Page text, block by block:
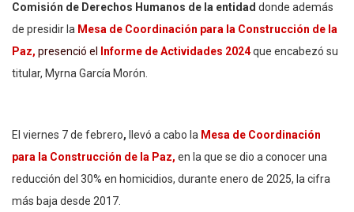
Comisión de Derechos Humanos de la entidad donde además
de presidir la Mesa de Coordinación para la Construcción de la
Paz, presenció el Informe de Actividades 2024que encabezó su
titular, Myrna García Morón.
El viernes 7 de febrero, llevó a cabo la Mesa de Coordinación
para la Construcción de la Paz, en la que se dio a conocer una
reducción del 30% en homicidios, durante enero de 2025, la cifra
más baja desde 2017.